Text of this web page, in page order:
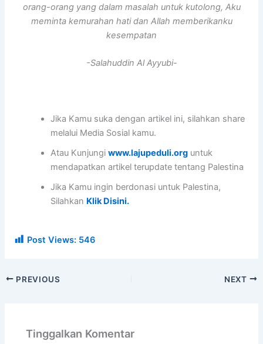
orang-orang yang dalam masalah untuk kutolong, Aku
meminta kemurahan hati dan Allah memberikanku
kesempatan
-Salahuddin Al Ayyubi-
Jika Kamu suka dengan artikel ini, silahkan share
melalui Media Sosial kamu.
Atau Kunjungiwww.lajupeduli.org untuk
mendapatkan artikel terupdate tentang Palestina
Jika Kamu ingin berdonasi untuk Palestina,
Silahkan Klik Disini.
Post Views: 546
PREVIOUS NEXT
Tinggalkan Komentar